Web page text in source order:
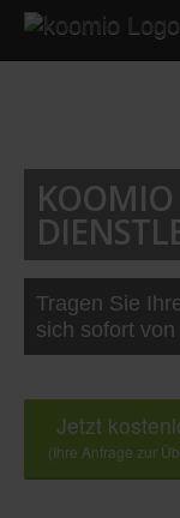
KOOMIO
Tragen Sie
sich sofort
Jetzt
(Ihre Anfrage zur